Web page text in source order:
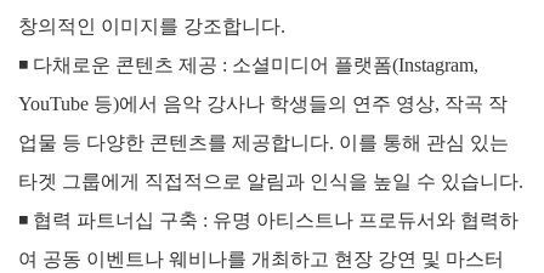
창의적인 이미지를 강조합니다.
◾ 다채로운 콘텐츠 제공 : 소셜미디어 플랫폼(Instagram,
YouTube 등)에서 음악 강사나 학생들의 연주 영상, 작곡 작
업물 등 다양한 콘텐츠를 제공합니다. 이를 통해 관심 있는
타겟 그룹에게 직접적으로 알림과 인식을 높일 수 있습니다.
◾ 협력 파트너십 구축 : 유명 아티스트나 프로듀서와 협력하
여 공동 이벤트나 웨비나를 개최하고 현장 강연 및 마스터